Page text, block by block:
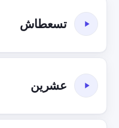
تسعطاش
عشرين